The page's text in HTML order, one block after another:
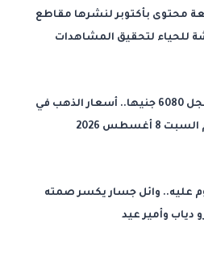
محتوى بأكتوبر لنشرها مقاطع
للحياء لتحقيق المشاهدات
عيار 21 يسجل 6080 جنيها.. أسعار الذهب في
أغسطس 2026
عليه.. وائل جسار يكسر صمته
دياب وأمير عيد